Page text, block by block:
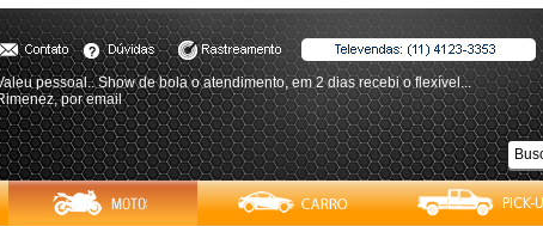
pessoal.. Show de bola o atendimento, em 2 dias recebi o flexível...
por email